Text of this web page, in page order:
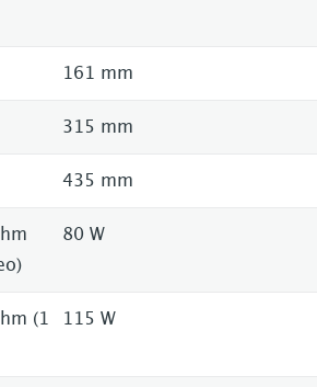
161 mm
315 mm
435 mm
80 W
(1
115 W